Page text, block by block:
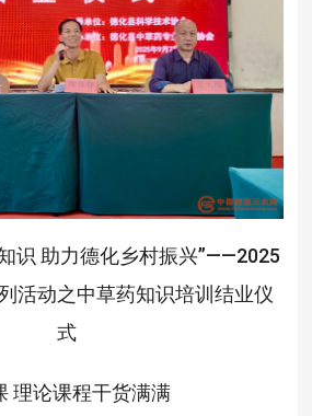
识 助力德化乡村振兴”——2025
活动之中草药知识培训结业仪
式
理论课程干货满满